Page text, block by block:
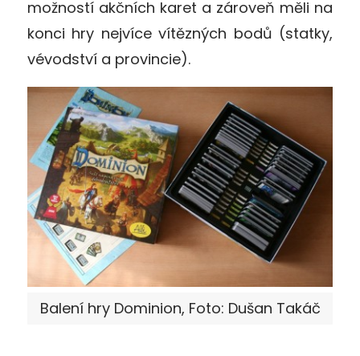
možností akčních karet a zároveň měli na
konci hry nejvíce vítězných bodů (statky,
vévodství a provincie).
Balení hry Dominion, Foto: Dušan Takáč